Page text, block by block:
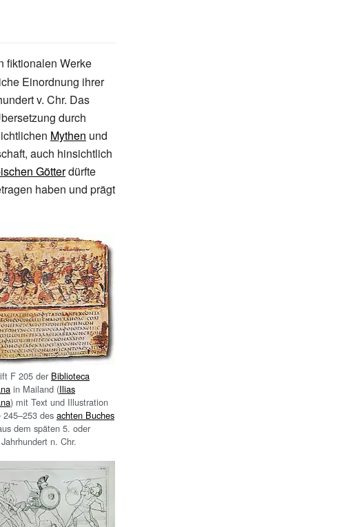
fiktionalen Werke
Einordnung ihrer
v. Chr. Das
durch
Mythen und
auch hinsichtlich
Götterdürfte
haben und prägt
F 205 der Biblioteca
in Mailand (Ilias
) mit Text und Illustration
245–253 des achten Buches
dem späten 5. oder
n. Chr.